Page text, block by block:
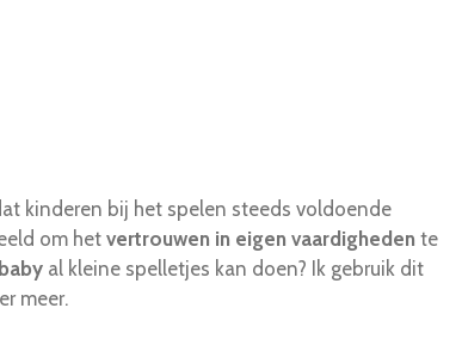
kinderen bij het spelen steeds voldoende
om het vertrouwen in eigen vaardigheden te
al kleine spelletjes kan doen? Ik gebruik dit
meer.